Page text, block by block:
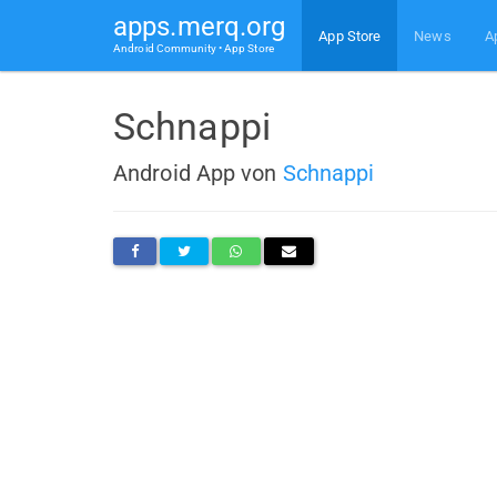
apps.merq.org
Android Community • App Store
App Store News
Schnappi
Android App von Schnappi